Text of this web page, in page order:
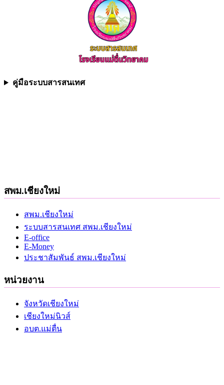
คู่มือระบบสารสนเทศ
สพม.เชียงใหม่
สพม.เชียงใหม่
ระบบสารสนเทศ สพม.เชียงใหม่
E-office
E-Money
ประชาสัมพันธ์ สพม.เชียงใหม่
หน่วยงาน
จังหวัดเชียงใหม่
เชียงใหม่นิวส์
อบต.แม่ตื่น